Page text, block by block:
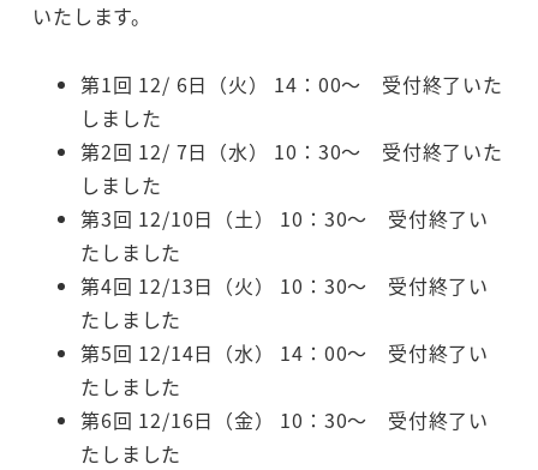
いたします。
第1回 12/ 6日（火） 14：00～ 受付終了いた
しました
第2回 12/ 7日（水） 10：30～ 受付終了いた
しました
第3回 12/10日（土） 10：30～ 受付終了い
たしました
第4回 12/13日（火） 10：30～ 受付終了い
たしました
第5回 12/14日（水） 14：00～ 受付終了い
たしました
第6回 12/16日（金） 10：30～ 受付終了い
たしました